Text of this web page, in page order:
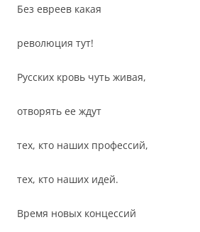
Без евреев какая
революция тут!
Русских кровь чуть живая,
отворять ее ждут
тех, кто наших профессий,
тех, кто наших идей.
Время новых концессий